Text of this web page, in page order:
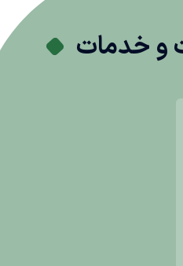
و خدمات